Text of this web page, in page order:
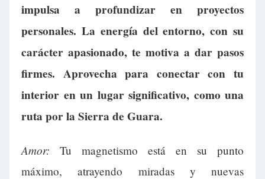
impulsa a profundizar en proyectos
personales. La energía del entorno, con su
carácter apasionado, te motiva a dar pasos
firmes. Aprovecha para conectar con tu
interior en un lugar significativo, como una
ruta por la Sierra de Guara.
Amor: Tu magnetismo está en su punto
máximo, atrayendo miradas y nuevas